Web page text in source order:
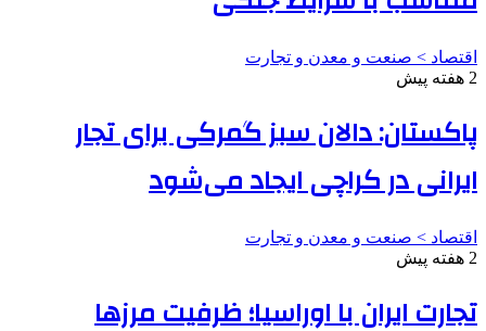
اقتصاد > صنعت و معدن و تجارت
2 هفته پیش
پاکستان: دالان سبز گمرکی برای تجار
ایرانی در کراچی ایجاد می‌شود
اقتصاد > صنعت و معدن و تجارت
2 هفته پیش
تجارت ایران با اوراسیا؛ ظرفیت مرزها